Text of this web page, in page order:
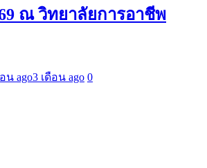
ณ วิทยาลัยการอาชีพ
น ago3 เดือน ago 0